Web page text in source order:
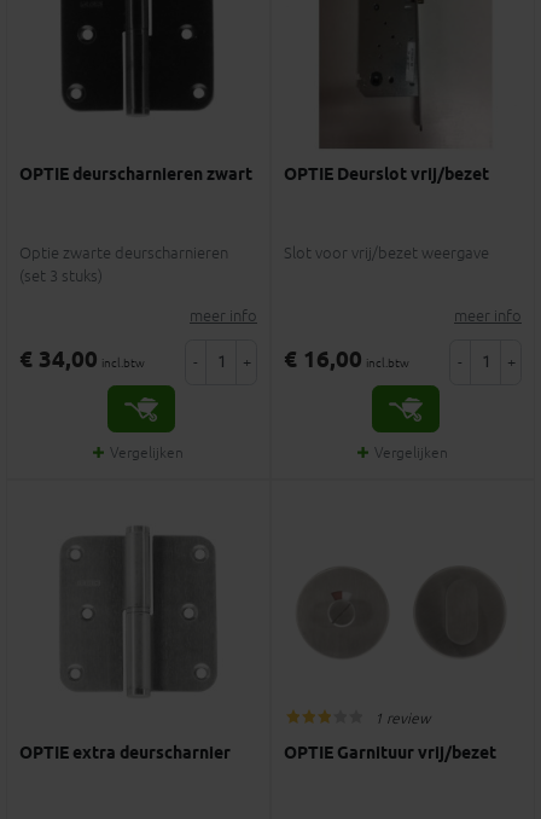
OPTIE deurscharnieren zwart
Optie zwarte deurscharnieren
(set 3 stuks)
meer info
€ 34,00 incl.btw - +
Vergelijken
OPTIE Deurslot vrij/bezet
Slot voor vrij/bezet weergave
meer info
€ 16,00 incl.btw - +
Vergelijken
OPTIE extra deurscharnier
1 review
OPTIE Garnituur vrij/bezet